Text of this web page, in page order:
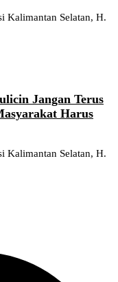
Kalimantan Selatan, H.
Jangan Terus
Harus
Kalimantan Selatan, H.